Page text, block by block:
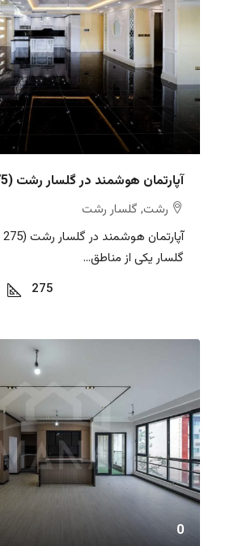
آپارتمان هوشمند در گلسار رشت (275 متر)
رشت, گلسار رشت
گلسار یکی از مناطق...
275
0